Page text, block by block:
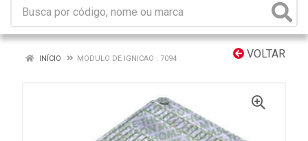
VOLTAR
INÍCIO MODULO DE IGNICAO : 7094